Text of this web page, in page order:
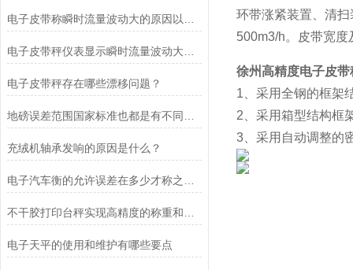
电子皮带秤存在哪些漂移问题？
充绒机轴承发响的原因是什么？
电子天平的使用和维护有哪些要点
环带涨紧装置、清
500m3/h。皮带宽
徐州高精度电子皮带
1、采用全钢的框架
2、采用箱型结构框
3、采用自动调整的